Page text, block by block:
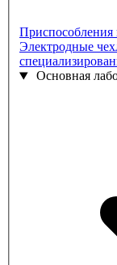
Приспособления
Электродные
Основная